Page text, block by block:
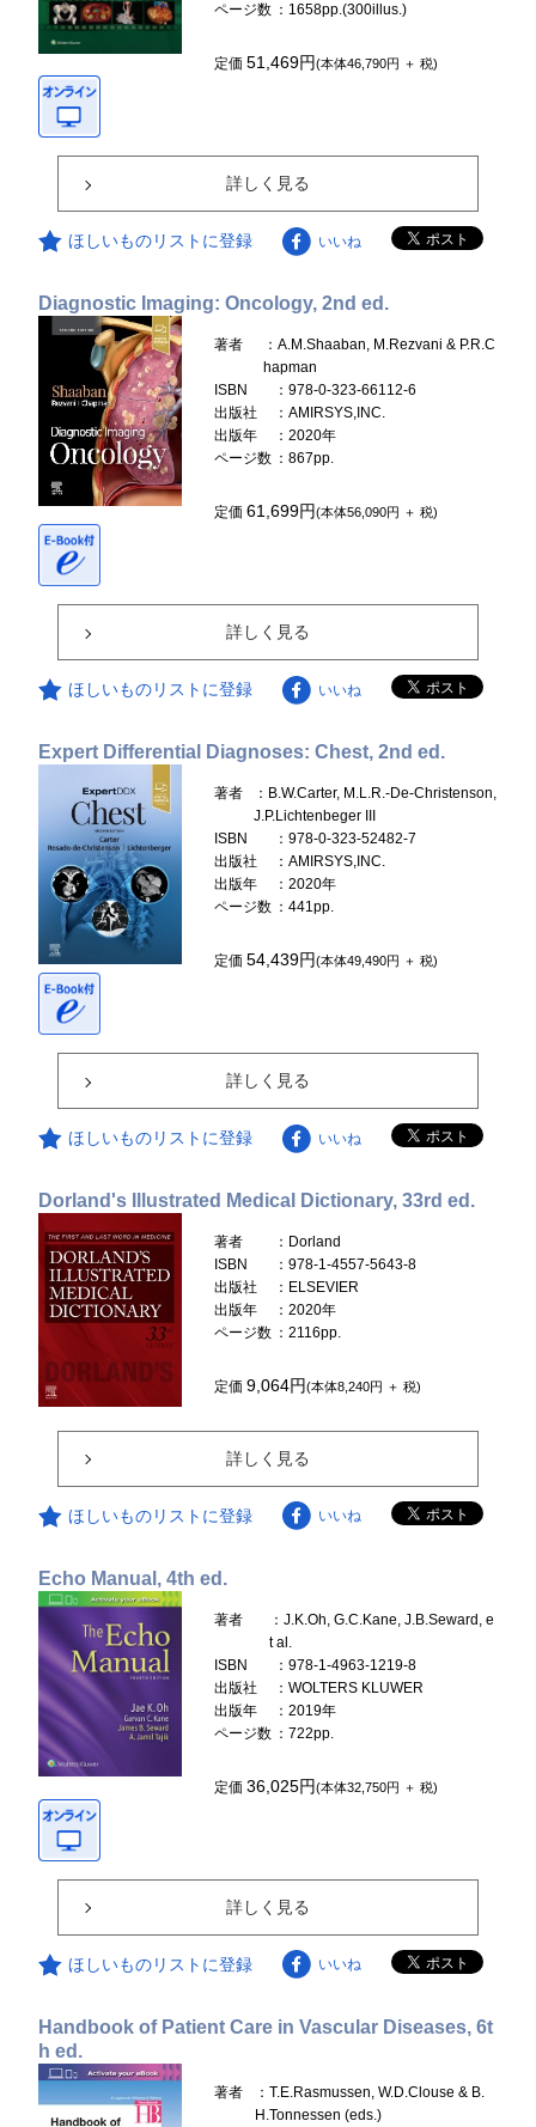
ページ数 ：1658pp.(300illus.)
定価51,469円(本体46,790円 ＋ 税)
詳しく見る
ほしいものリストに登録 いいね
Diagnostic Imaging: Oncology, 2nd ed.
著者
：A.M.Shaaban, M.Rezvani & P.R.C
hapman
ISBN
：978-0-323-66112-6
出版社
：AMIRSYS,INC.
出版年
：2020年
ページ数 ：867pp.
定価61,699円(本体56,090円 ＋ 税)
詳しく見る
ほしいものリストに登録 いいね
Expert Differential Diagnoses: Chest, 2nd ed.
著者
：B.W.Carter, M.L.R.-De-Christenson,
J.P.Lichtenbeger III
ISBN
：978-0-323-52482-7
出版社
：AMIRSYS,INC.
出版年
：2020年
ページ数 ：441pp.
定価54,439円(本体49,490円 ＋ 税)
詳しく見る
ほしいものリストに登録 いいね
Dorland's Illustrated Medical Dictionary, 33rd ed.
著者
：Dorland
ISBN
：978-1-4557-5643-8
出版社
：ELSEVIER
出版年
：2020年
ページ数 ：2116pp.
定価9,064円(本体8,240円 ＋ 税)
詳しく見る
ほしいものリストに登録 いいね
Echo Manual, 4th ed.
著者
：J.K.Oh, G.C.Kane, J.B.Seward, e
t al.
ISBN
：978-1-4963-1219-8
出版社
：WOLTERS KLUWER
出版年
：2019年
ページ数 ：722pp.
定価36,025円(本体32,750円 ＋ 税)
詳しく見る
ほしいものリストに登録 いいね
Handbook of Patient Care in Vascular Diseases, 6t
h ed.
著者
：T.E.Rasmussen, W.D.Clouse & B.
H.Tonnessen (eds.)